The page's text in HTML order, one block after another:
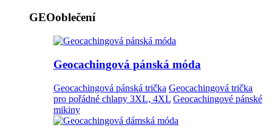
GEOoblečení
Geocachingová pánská móda
Geocachingová pánská trička Geocachingová trička
pro pořádné chlapy 3XL, 4XL Geocachingové pánské
mikiny